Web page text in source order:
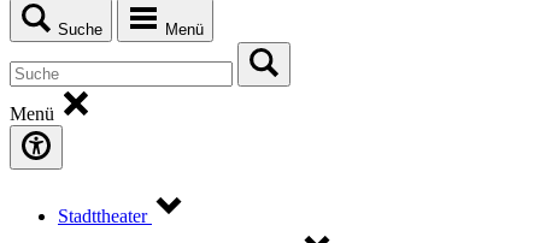
Suche Menü
Menü
Stadttheater